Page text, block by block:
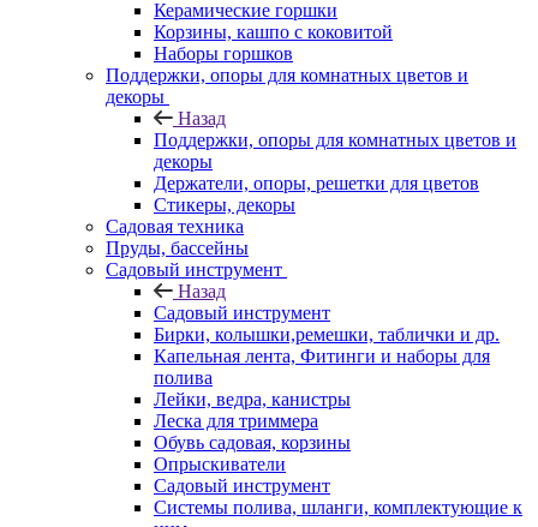
Керамические горшки
Корзины, кашпо с коковитой
Наборы горшков
Поддержки, опоры для комнатных цветов и
декоры
Назад
Поддержки, опоры для комнатных цветов и
декоры
Держатели, опоры, решетки для цветов
Стикеры, декоры
Садовая техника
Пруды, бассейны
Садовый инструмент
Назад
Садовый инструмент
Бирки, колышки,ремешки, таблички и др.
Капельная лента, Фитинги и наборы для
полива
Лейки, ведра, канистры
Леска для триммера
Обувь садовая, корзины
Опрыскиватели
Садовый инструмент
Системы полива, шланги, комплектующие к